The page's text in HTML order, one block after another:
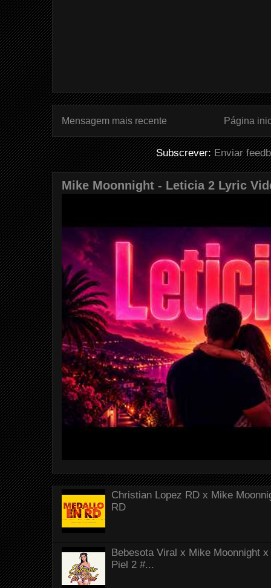
Mensagem mais recente Página
Subscrever:Enviar
Mike Moonnight - Leticia 2 Lyric
Christian Lopez RD x Mike
RD
Bebesota Viral x Mike Moonnight
Piel 2 #...